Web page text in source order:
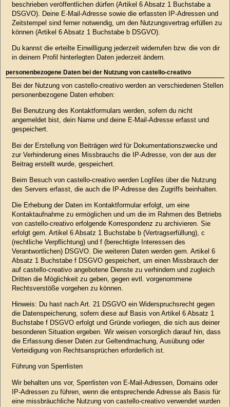
beschrieben veröffentlichen dürfen (Artikel 6 Absatz 1 Buchstabe a
DSGVO). Deine E-Mail-Adresse sowie die erfassten IP-Adressen und
Zeitstempel sind ferner notwendig, um den Nutzungsvertrag erfüllen zu
können (Artikel 6 Absatz 1 Buchstabe b DSGVO).
Du kannst die erteilte Einwilligung jederzeit widerrufen bzw. die von dir
in deinem Profil hinterlegten Daten jederzeit ändern.
personenbezogene Daten bei der Nutzung von castello-creativo
Bei der Nutzung von castello-creativo werden an verschiedenen Stellen
personenbezogene Daten erhoben:
Bei Benutzung des Kontaktformulars werden, sofern du nicht
angemeldet bist, dein Name und deine E-Mail-Adresse erfasst und
gespeichert.
Bei der Erstellung von Beiträgen wird für Dokumentationszwecke und
zur Verhinderung eines Missbrauchs die IP-Adresse, von der aus der
Beitrag erstellt wurde, gespeichert.
Beim Besuch von castello-creativo werden Logfiles über die Nutzung
des Servers erfasst, die auch die IP-Adresse des Zugriffs beinhalten.
Die Erhebung der Daten im Kontaktformular erfolgt, um eine
Kontaktaufnahme zu ermöglichen und um die im Rahmen des Betriebs
von castello-creativo erfolgende Korrespondenz zu archivieren. Sie
erfolgt gem. Artikel 6 Absatz 1 Buchstabe b (Vertragserfüllung), c
(rechtliche Verpflichtung) und f (berechtigte Interessen des
Verantwortlichen) DSGVO. Die weiteren Daten werden gem. Artikel 6
Absatz 1 Buchstabe f DSGVO gespeichert, um einen Missbrauch der
auf castello-creativo angebotene Dienste zu verhindern und zugleich
Dritten die Möglichkeit zu geben, gegen evtl. vorgenommene
Rechtsverstöße vorgehen zu können.
Hinweis: Du hast nach Art. 21 DSGVO ein Widerspruchsrecht gegen
die Datenspeicherung, sofern diese auf Basis von Artikel 6 Absatz 1
Buchstabe f DSGVO erfolgt und Gründe vorliegen, die sich aus deiner
besonderen Situation ergeben. Wir weisen vorsorglich darauf hin, dass
die Erfassung dieser Daten zur Geltendmachung, Ausübung oder
Verteidigung von Rechtsansprüchen erforderlich ist.
Führung von Sperrlisten
Wir behalten uns vor, Sperrlisten von E-Mail-Adressen, Domains oder
IP-Adressen zu führen, wenn die entsprechende Adresse als Basis für
eine missbräuchliche Nutzung von castello-creativo verwendet wurden